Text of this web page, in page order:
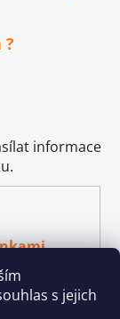
s jejich
informace